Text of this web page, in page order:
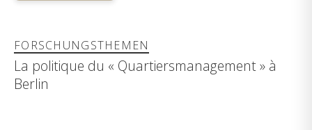
FORSCHUNGSTHEMEN
La politique du « Quartiersmanagement » à
Berlin